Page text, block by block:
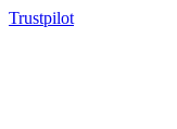
Trustpilot